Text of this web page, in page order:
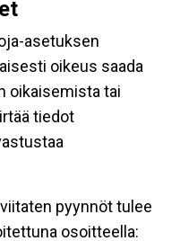
asetuksen
oikeus saada
oikaisemista tai
tiedot
pyynnöt tulee
osoitteella: